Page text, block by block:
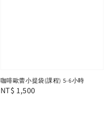
咖啡歐蕾小提袋(課程) 5-6小時
Regular
NT$ 1,500